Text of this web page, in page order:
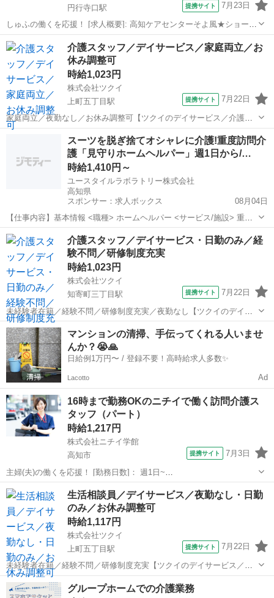
円行寺口駅
提携サイト 7月23日
しゅふの働くを応援！ [求人概要]: 高知ケアセンターそよ風★ショート
ステイの介護夜勤専従＼資格が活かせる♪／ブランクＯＫ・社保完備・
各種手当あり [職種名]: 有資格の介護夜勤専従 [勤務地・最寄駅]: 高知
県高知市...
高知 円行寺口駅 介護
介護スタッフ／デイサービス／家庭両立／お
休み調整可
時給1,023円
株式会社ツクイ
上町五丁目駅
提携サイト 7月22日
家庭両立／夜勤なし／お休み調整可【ツクイのデイサービス／介護ス
タッフ求人】 休暇制度や福利厚生が豊富！独自の福利厚生「ツクイ
PLUS」も自慢です♪プライベートも大切にできます。 【仕事内容】
ご利用者様の日常生活を支える...
上町五丁目駅
スーツを脱ぎ捨てオシャレに介護!重度訪問介
護「見守りホームヘルパー」週1日から/…
時給1,410円～
ユースタイルラボラトリー株式会社
高知県
スポンサー：求人ボックス
08月04日
【仕事内容】基本情報 <職種> ホームヘルパー <サービス/施設> 重度
訪問介護 お仕事内容 重い障害や難病などのためお体を動かせない方の
お宅に訪問しおそばでケアする『日中の見守り訪問介護』です。もち
ろん直行直帰OK。 <仕事内容...
アルバイト・パート
介護スタッフ／デイサービス・日勤のみ／経
験不問／研修制度充実
時給1,023円
株式会社ツクイ
知寄町三丁目駅
提携サイト 7月22日
未経験者在籍／経験不問／研修制度充実／夜勤なし【ツクイのデイサ
ービス／介護スタッフ求人】 【ツクイで働く推しポイント★】 ・髪
色・髪型自由◎ネイル・まつエクもOK！ 清潔感があれば自分らしい
スタイルで働けます♪ ・推しカラ...
高知 高知市 知寄町三丁目駅 訪問介護
マンションの清掃、手伝ってくれる人いませ
んか？😭🙏
日給例1万円〜 / 登録不要！高時給求人多数✨
Lacotto Ad
16時まで勤務OKのニチイで働く訪問介護ス
タッフ（パート）
時給1,217円
株式会社ニチイ学館
高知市
提携サイト 7月3日
主婦(夫)の働くを応援！ [勤務日数]： 週1日~
10:00~16:00/09:00~15:00/08:00~12:00/09:00~17:00/10:00~18:00 月/
火/水/木/金/土/日 などから選べます [...
高知 ケアマネージャー
生活相談員／デイサービス／夜勤なし・日勤
のみ／お休み調整可
時給1,117円
株式会社ツクイ
上町五丁目駅
提携サイト 7月22日
未経験者在籍／経験不問／研修制度充実【ツクイのデイサービス／生
活相談員求人】 充実な制度で働く方を大切にしています◎相談窓口も
あり安心！シフト勤務で働きやすさ抜群の環境です。 【仕事内容】 デ
高知 高知市 上町五丁目駅 介護
グループホームでの介護業務